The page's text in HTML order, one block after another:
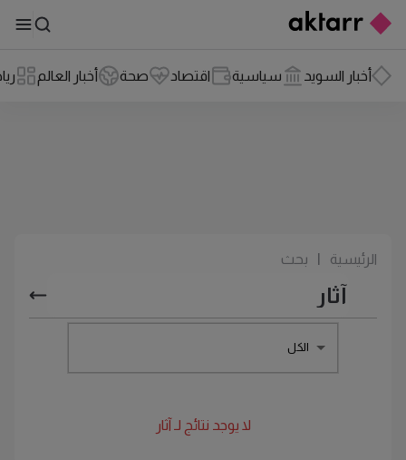
أخبار السويد سياسية اقتصاد صحة أخبار العالم
الرئيسية بحث
الكل
لا يوجد نتائج لـ آثار